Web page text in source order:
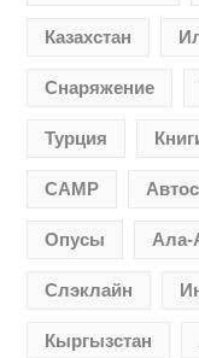
Казахстан
Снаряжение
Турция
CAMP
Опусы Ала-
Слэклайн
Кыргызстан